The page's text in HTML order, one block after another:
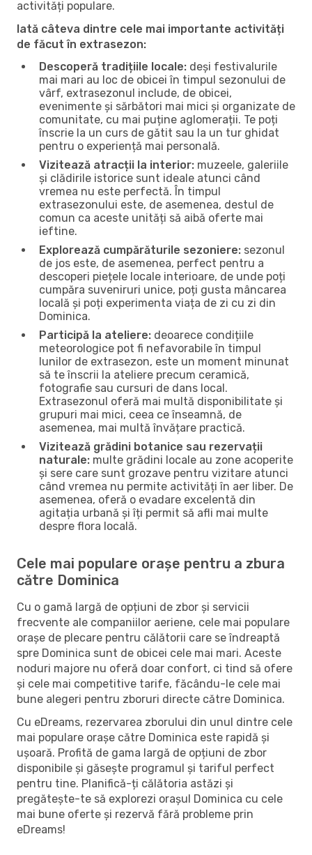
activități populare.
Iată câteva dintre cele mai importante activități
de făcut în extrasezon:
Descoperă tradițiile locale: deși festivalurile
mai mari au loc de obicei în timpul sezonului de
vârf, extrasezonul include, de obicei,
evenimente și sărbători mai mici și organizate de
comunitate, cu mai puține aglomerații. Te poți
înscrie la un curs de gătit sau la un tur ghidat
pentru o experiență mai personală.
Vizitează atracții la interior: muzeele, galeriile
și clădirile istorice sunt ideale atunci când
vremea nu este perfectă. În timpul
extrasezonului este, de asemenea, destul de
comun ca aceste unități să aibă oferte mai
ieftine.
Explorează cumpărăturile sezoniere: sezonul
de jos este, de asemenea, perfect pentru a
descoperi piețele locale interioare, de unde poți
cumpăra suveniruri unice, poți gusta mâncarea
locală și poți experimenta viața de zi cu zi din
Dominica.
Participă la ateliere: deoarece condițiile
meteorologice pot fi nefavorabile în timpul
lunilor de extrasezon, este un moment minunat
să te înscrii la ateliere precum ceramică,
fotografie sau cursuri de dans local.
Extrasezonul oferă mai multă disponibilitate și
grupuri mai mici, ceea ce înseamnă, de
asemenea, mai multă învățare practică.
Vizitează grădini botanice sau rezervații
naturale: multe grădini locale au zone acoperite
și sere care sunt grozave pentru vizitare atunci
când vremea nu permite activități în aer liber. De
asemenea, oferă o evadare excelentă din
agitația urbană și îți permit să afli mai multe
despre flora locală.
Cele mai populare orașe pentru a zbura
către Dominica
Cu o gamă largă de opțiuni de zbor și servicii
frecvente ale companiilor aeriene, cele mai populare
orașe de plecare pentru călătorii care se îndreaptă
spre Dominica sunt de obicei cele mai mari. Aceste
noduri majore nu oferă doar confort, ci tind să ofere
și cele mai competitive tarife, făcându-le cele mai
bune alegeri pentru zboruri directe către Dominica.
Cu eDreams, rezervarea zborului din unul dintre cele
mai populare orașe către Dominica este rapidă și
ușoară. Profită de gama largă de opțiuni de zbor
disponibile și găsește programul și tariful perfect
pentru tine. Planifică-ți călătoria astăzi și
pregătește-te să explorezi orașul Dominica cu cele
mai bune oferte și rezervă fără probleme prin
eDreams!